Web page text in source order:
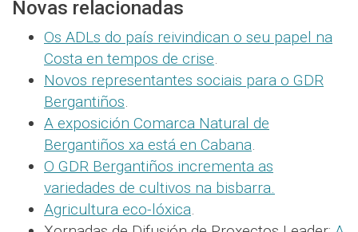
Novas relacionadas
Os ADLs do país reivindican o seu papel na
Costa en tempos de crise.
Novos representantes sociais para o GDR
Bergantiños.
A exposición Comarca Natural de
Bergantiños xa está en Cabana.
O GDR Bergantiños incrementa as
variedades de cultivos na bisbarra.
Agricultura eco-lóxica.